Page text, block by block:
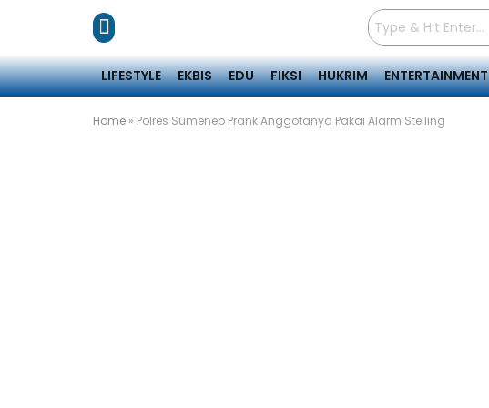
LIFESTYLE EKBIS EDU FIKSI HUKRIM ENTERTAINMENT
Home » Polres Sumenep Prank Anggotanya Pakai Alarm Stelling